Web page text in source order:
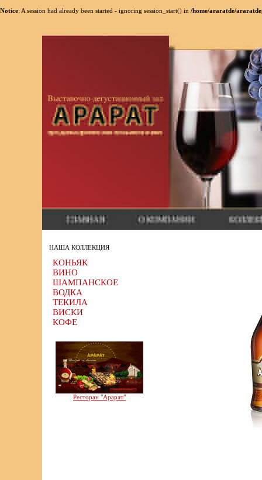
Notice: A session had already been started - ignoring session_start() in /home/araratde/
НАША КОЛЛЕКЦИЯ
КОНЬЯК
ВИНО
ШАМПАНСКОЕ
ВОДКА
ТЕКИЛА
ВИСКИ
КОФЕ
Ресторан "Арарат"